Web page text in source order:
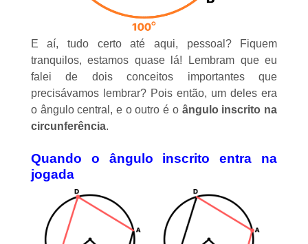
E aí, tudo certo até aqui, pessoal? Fiquem
tranquilos, estamos quase lá! Lembram que eu
falei de dois conceitos importantes que
precisávamos lembrar? Pois então, um deles era
o ângulo central, e o outro é o ângulo inscrito na
circunferência.
Quando o ângulo inscrito entra na
jogada